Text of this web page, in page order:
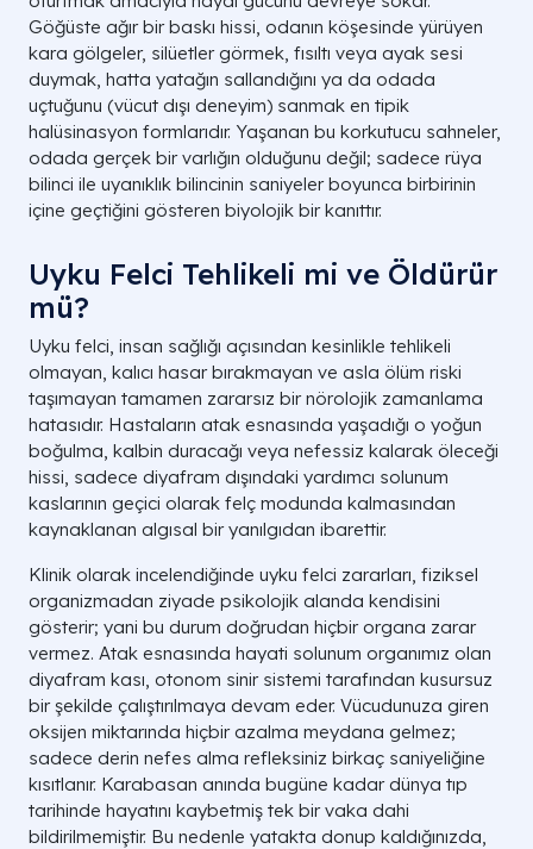
Göğüste ağır bir baskı hissi, odanın köşesinde yürüyen
kara gölgeler, silüetler görmek, fısıltı veya ayak sesi
duymak, hatta yatağın sallandığını ya da odada
uçtuğunu (vücut dışı deneyim) sanmak en tipik
halüsinasyon formlarıdır. Yaşanan bu korkutucu sahneler,
odada gerçek bir varlığın olduğunu değil; sadece rüya
bilinci ile uyanıklık bilincinin saniyeler boyunca birbirinin
içine geçtiğini gösteren biyolojik bir kanıttır.
Uyku Felci Tehlikeli mi ve Öldürür
mü?
Uyku felci, insan sağlığı açısından kesinlikle tehlikeli
olmayan, kalıcı hasar bırakmayan ve asla ölüm riski
taşımayan tamamen zararsız bir nörolojik zamanlama
hatasıdır. Hastaların atak esnasında yaşadığı o yoğun
boğulma, kalbin duracağı veya nefessiz kalarak öleceği
hissi, sadece diyafram dışındaki yardımcı solunum
kaslarının geçici olarak felç modunda kalmasından
kaynaklanan algısal bir yanılgıdan ibarettir.
Klinik olarak incelendiğinde uyku felci zararları, fiziksel
organizmadan ziyade psikolojik alanda kendisini
gösterir; yani bu durum doğrudan hiçbir organa zarar
vermez. Atak esnasında hayati solunum organımız olan
diyafram kası, otonom sinir sistemi tarafından kusursuz
bir şekilde çalıştırılmaya devam eder. Vücudunuza giren
oksijen miktarında hiçbir azalma meydana gelmez;
sadece derin nefes alma refleksiniz birkaç saniyeliğine
kısıtlanır. Karabasan anında bugüne kadar dünya tıp
tarihinde hayatını kaybetmiş tek bir vaka dahi
bildirilmemiştir. Bu nedenle yatakta donup kaldığınızda,